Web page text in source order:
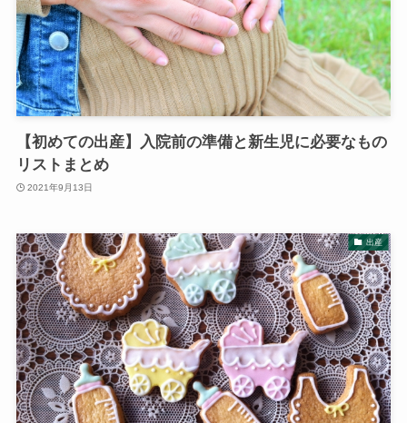
【初めての出産】入院前の準備と新生児に必要なもの
リストまとめ
2021年9月13日
出産